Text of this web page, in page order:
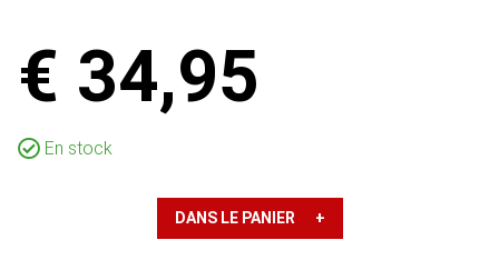
€ 34,95
En stock
DANS LE PANIER +